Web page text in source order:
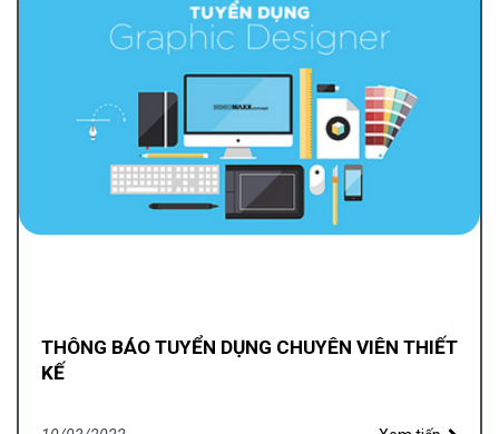
THÔNG BÁO TUYỂN DỤNG CHUYÊN VIÊN THIẾT
KẾ